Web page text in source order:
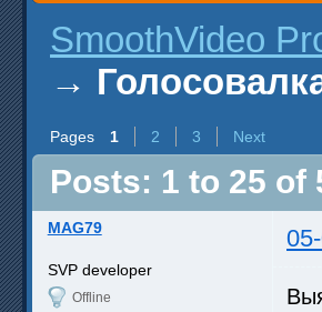
SmoothVideo
→
Pages 1 2 3 Next
Posts: 1 to 25 of
MAG79
SVP developer
Offline